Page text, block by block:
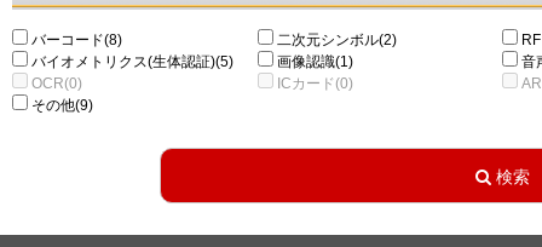
バーコード(8) 二次元シンボル(2)
バイオメトリクス(生体認証)(5)
画像認識(1)
音
OCR(0)
ICカード(0)
その他(9)